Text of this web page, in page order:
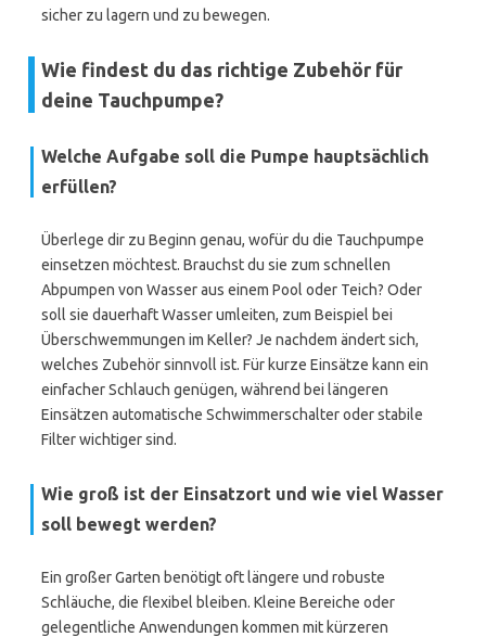
sicher zu lagern und zu bewegen.
Wie findest du das richtige Zubehör für
deine Tauchpumpe?
Welche Aufgabe soll die Pumpe hauptsächlich
erfüllen?
Überlege dir zu Beginn genau, wofür du die Tauchpumpe
einsetzen möchtest. Brauchst du sie zum schnellen
Abpumpen von Wasser aus einem Pool oder Teich? Oder
soll sie dauerhaft Wasser umleiten, zum Beispiel bei
Überschwemmungen im Keller? Je nachdem ändert sich,
welches Zubehör sinnvoll ist. Für kurze Einsätze kann ein
einfacher Schlauch genügen, während bei längeren
Einsätzen automatische Schwimmerschalter oder stabile
Filter wichtiger sind.
Wie groß ist der Einsatzort und wie viel Wasser
soll bewegt werden?
Ein großer Garten benötigt oft längere und robuste
Schläuche, die flexibel bleiben. Kleine Bereiche oder
gelegentliche Anwendungen kommen mit kürzeren